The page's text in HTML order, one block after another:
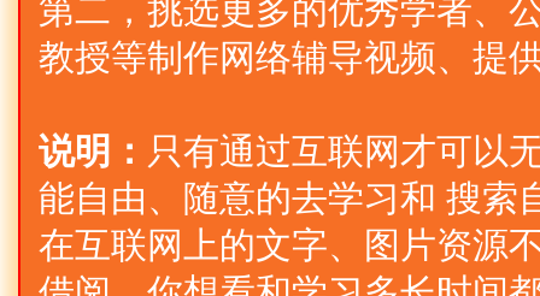
第二，挑选更多的优秀学者、
教授等制作网络辅导视频、提
说明： 只有通过互联网才可以
能自由、随意的去学习和 搜索
在互联网上的文字、图片资源